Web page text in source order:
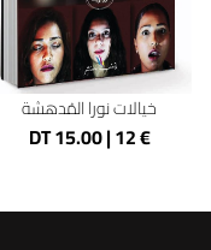
خيالات نورا المُدهشة
DT 15.00 | 12 €